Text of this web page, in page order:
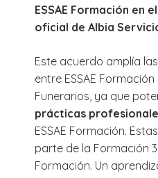
ESSAE Formación en
oficial de Albia
Este acuerdo amplía
entre ESSAE
Funerarios, ya que
prácticas
ESSAE Formación.
parte de la Formación
Formación. Un